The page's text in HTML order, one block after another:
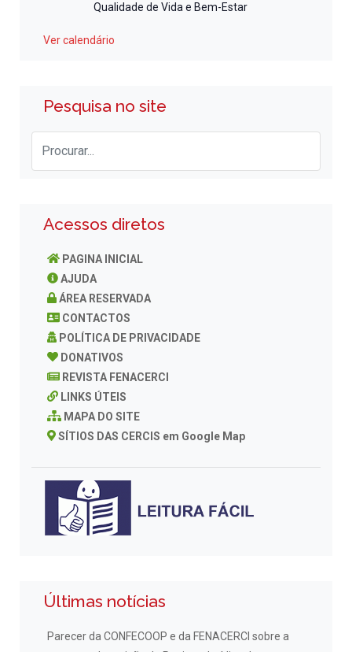
Qualidade de Vida e Bem-Estar
Ver calendário
Pesquisa no site
Acessos diretos
PAGINA INICIAL
AJUDA
ÁREA RESERVADA
CONTACTOS
POLÍTICA DE PRIVACIDADE
DONATIVOS
REVISTA FENACERCI
LINKS ÚTEIS
MAPA DO SITE
SÍTIOS DAS CERCIS em Google Map
Últimas notícias
Parecer da CONFECOOP e da FENACERCI sobre a